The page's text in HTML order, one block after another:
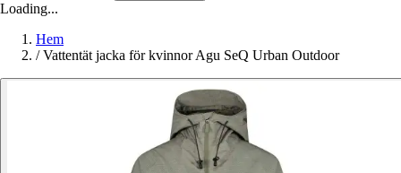
Loading...
Hem
/ Vattentät jacka för kvinnor Agu SeQ Urban Outdoor